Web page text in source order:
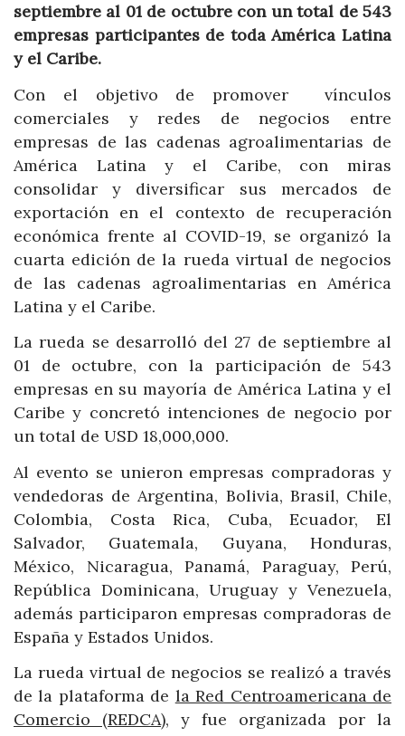
septiembre al 01 de octubre con un total de 543
empresas participantes de toda América Latina
y el Caribe.
Con el objetivo de promover vínculos
comerciales y redes de negocios entre
empresas de las cadenas agroalimentarias de
América Latina y el Caribe, con miras
consolidar y diversificar sus mercados de
exportación en el contexto de recuperación
económica frente al COVID-19, se organizó la
cuarta edición de la rueda virtual de negocios
de las cadenas agroalimentarias en América
Latina y el Caribe.
La rueda se desarrolló del 27 de septiembre al
01 de octubre, con la participación de 543
empresas en su mayoría de América Latina y el
Caribe y concretó intenciones de negocio por
un total de USD 18,000,000.
Al evento se unieron empresas compradoras y
vendedoras de Argentina, Bolivia, Brasil, Chile,
Colombia, Costa Rica, Cuba, Ecuador, El
Salvador, Guatemala, Guyana, Honduras,
México, Nicaragua, Panamá, Paraguay, Perú,
República Dominicana, Uruguay y Venezuela,
además participaron empresas compradoras de
España y Estados Unidos.
La rueda virtual de negocios se realizó a través
de la plataforma de la Red Centroamericana de
Comercio (REDCA), y fue organizada por la